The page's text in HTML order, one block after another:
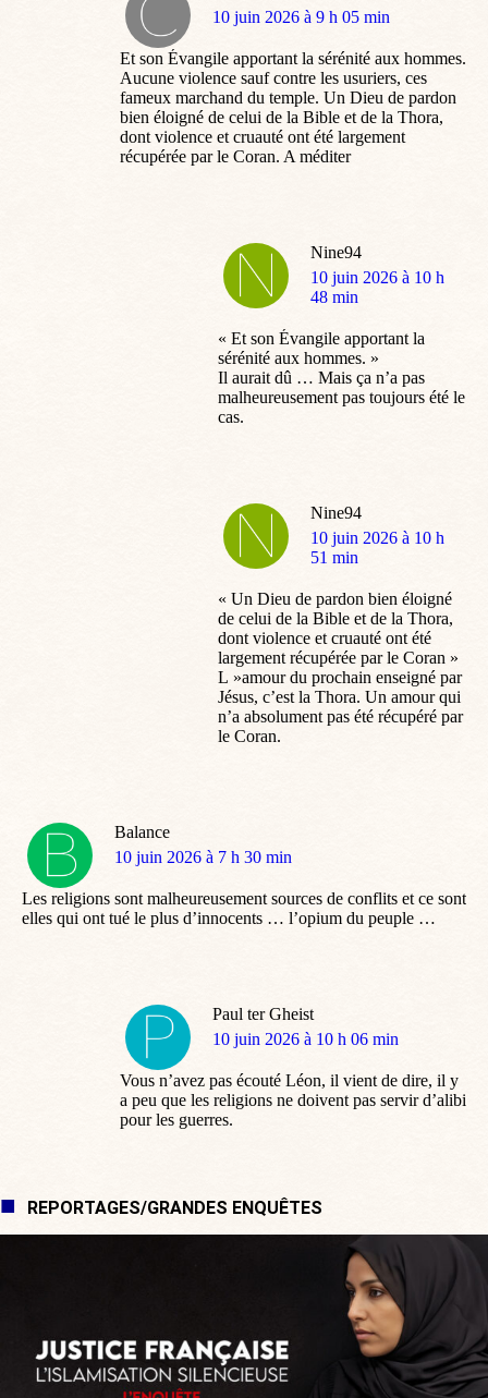
dit
10 juin 2026 à 9 h 05 min
Et son Évangile apportant la sérénité aux hommes.
Aucune violence sauf contre les usuriers, ces
fameux marchand du temple. Un Dieu de pardon
bien éloigné de celui de la Bible et de la Thora,
dont violence et cruauté ont été largement
récupérée par le Coran. A méditer
Nine94
dit
:
10 juin 2026 à 10 h
48 min
« Et son Évangile apportant la
sérénité aux hommes. »
Il aurait dû … Mais ça n’a pas
malheureusement pas toujours été le
cas.
Nine94
dit
:
10 juin 2026 à 10 h
51 min
« Un Dieu de pardon bien éloigné
de celui de la Bible et de la Thora,
dont violence et cruauté ont été
largement récupérée par le Coran »
L »amour du prochain enseigné par
Jésus, c’est la Thora. Un amour qui
n’a absolument pas été récupéré par
le Coran.
Balance
dit
10 juin 2026 à 7 h 30 min
Les religions sont malheureusement sources de conflits et ce sont
elles qui ont tué le plus d’innocents … l’opium du peuple …
Paul ter Gheist
dit
10 juin 2026 à 10 h 06 min
Vous n’avez pas écouté Léon, il vient de dire, il y
a peu que les religions ne doivent pas servir d’alibi
pour les guerres.
REPORTAGES/GRANDES ENQUÊTES